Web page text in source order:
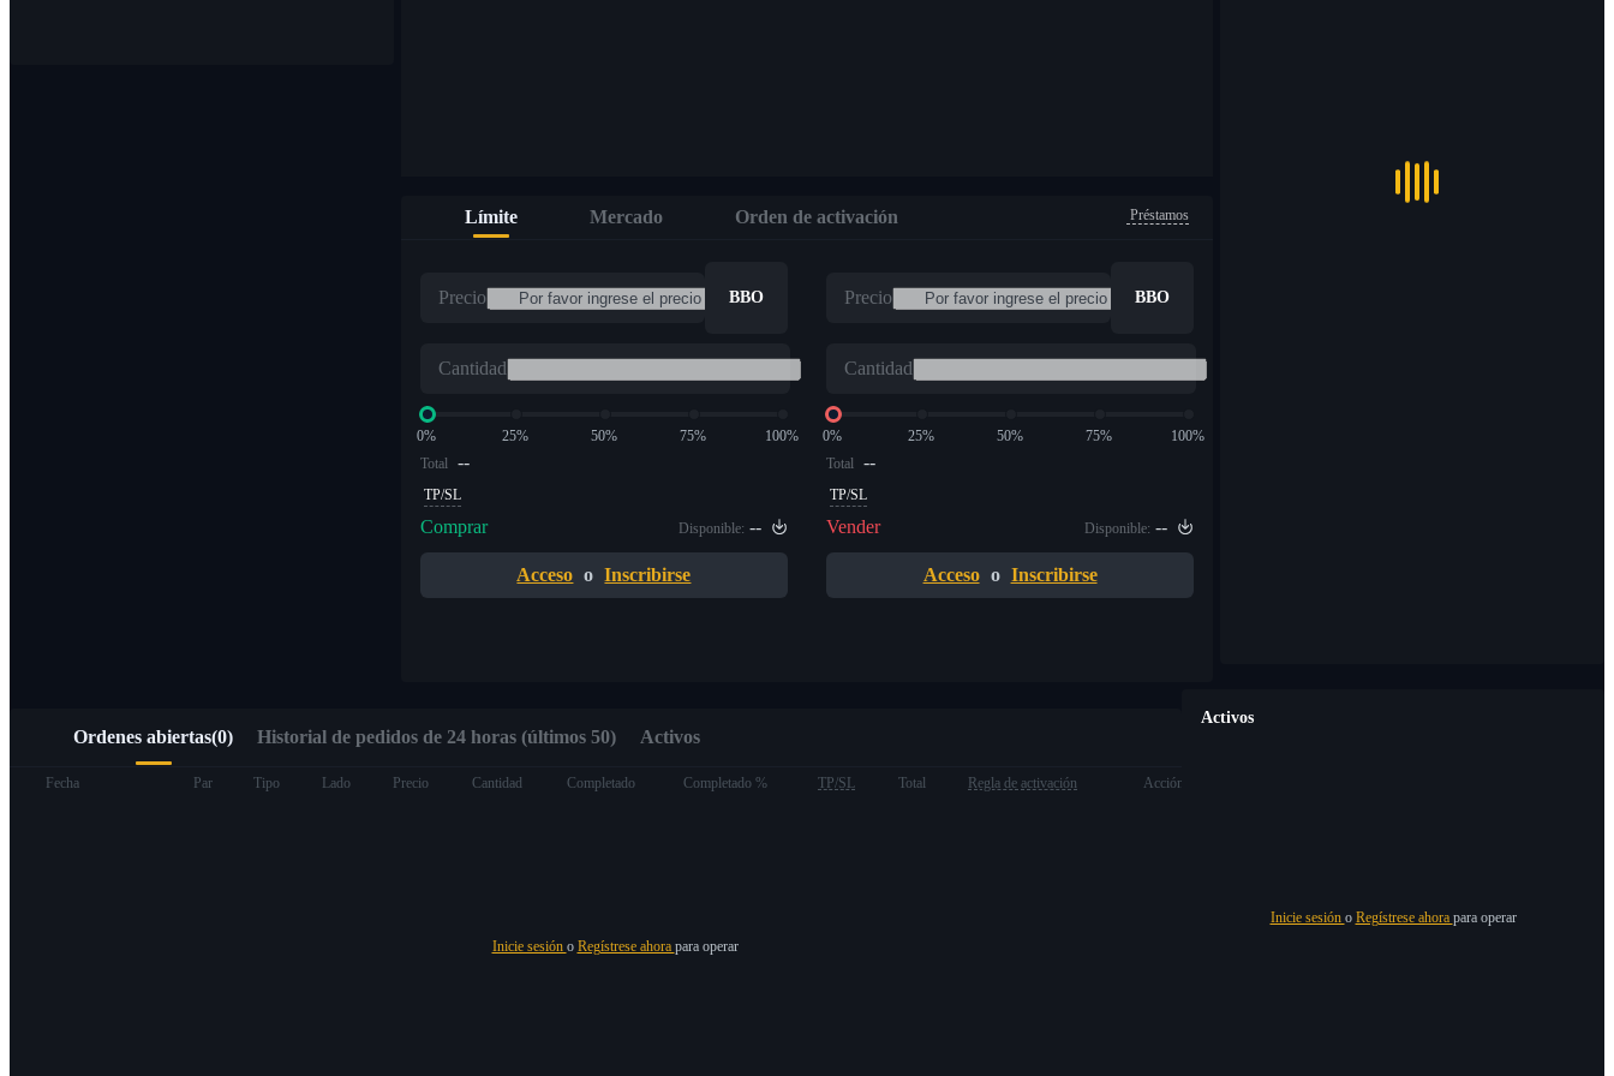
Comercio de criptomonedas a múltiplos apalancados
Futuros
Límite Mercado Orden de activación Préstamos
Precio BBO
Cantidad
0% 25% 50% 75%
100%
Total --
TP/SL
Comprar Disponible: --
Acceso o Inscribirse
Precio BBO
Cantidad
0% 25% 50% 75%
100%
Total --
TP/SL
Vender Disponible: --
Acceso o Inscribirse
Ordenes abiertas(0) Historial de pedidos de 24 horas (últimos 50) Activos
Fecha Par Tipo Lado Precio Cantidad Completado Completado % TP/SL Total Regla de activación Acción
Inicie sesión o Regístrese ahora para operar
Activos
Inicie sesión o Regístrese ahora para operar